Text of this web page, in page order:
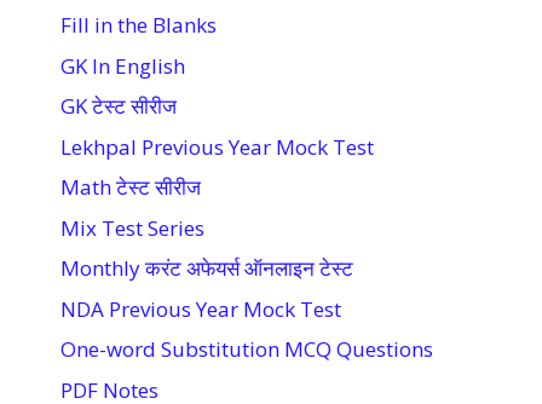
Fill in the Blanks
GK In English
GK टेस्ट सीरीज
Lekhpal Previous Year Mock Test
Math टेस्ट सीरीज
Mix Test Series
Monthly करंट अफेयर्स ऑनलाइन टेस्ट
NDA Previous Year Mock Test
One-word Substitution MCQ Questions
PDF Notes